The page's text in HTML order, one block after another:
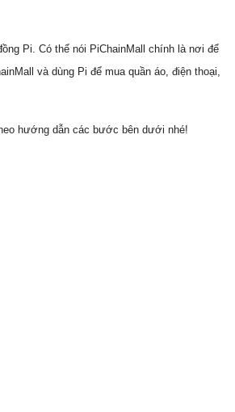
Pi. Có thể nói PiChainMall chính là nơi để
và dùng Pi để mua quần áo, điện thoại,
hướng dẫn các bước bên dưới nhé!